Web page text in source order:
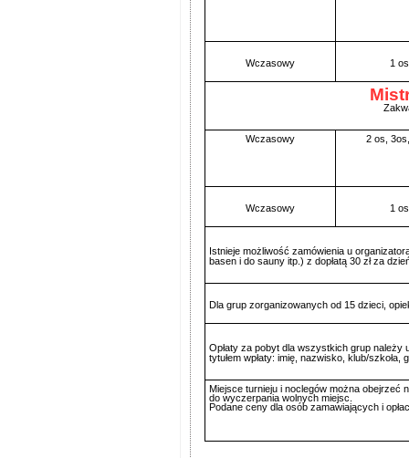
Wczasowy 1
Wczasowy 2 os,
Wczasowy 1
Istnieje możliwość zamówienia u
basen i do sauny itp.) z dopłatą 30 zł za
Dla grup zorganizowanych od 15 dzieci,
Opłaty za pobyt dla wszystkich grup należy
tytułem wpłaty: imię, nazwisko, klub/szkoła,
Miejsce turnieju i noclegów można obejrzeć
do wyczerpania wolnych miejsc.
Podane ceny dla osób zamawiających i